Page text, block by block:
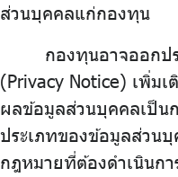
ส่วนบุคคลแก่กองทุน
กองทุนอาจออกป
(Privacy Notice) เพิ่มเ
ผลข้อมูลส่วนบุคคลเป็น
ประเภทของข้อมูลส่วน
กฎหมายที่ต้องดำเนินกา